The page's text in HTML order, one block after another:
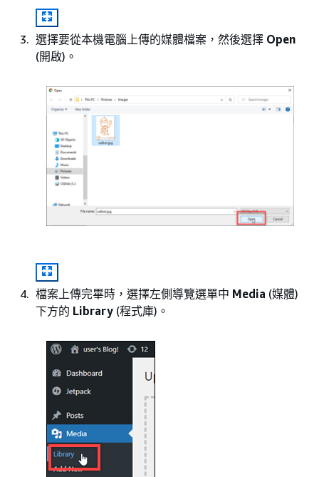
選擇要從本機電腦上傳的媒體檔案，然後選擇 Open
(開啟)。
檔案上傳完畢時，選擇左側導覽選單中 Media (媒體)
下方的 Library (程式庫)。